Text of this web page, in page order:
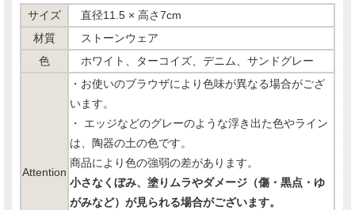
サイズ
直径11.5 × 高さ7cm
材質
ストーンウェア
色
ホワイト、ターコイズ、デニム、サンドグレー
Attention
・お使いのブラウザにより色味が異なる場合がござ
います。
・ エッジなどのグレーのような浮き出た色やライン
は、陶器の土の色です。
商品により色の強弱の差があります。
小さなくぼみ、塗りムラやダメージ（傷・黒点・ゆ
がみなど）が見られる場合がございます。